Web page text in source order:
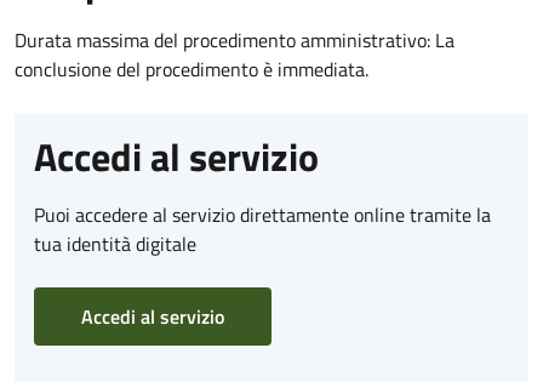
Durata massima del procedimento amministrativo: La
conclusione del procedimento è immediata.
Accedi al servizio
Puoi accedere al servizio direttamente online tramite la
tua identità digitale
Accedi al servizio